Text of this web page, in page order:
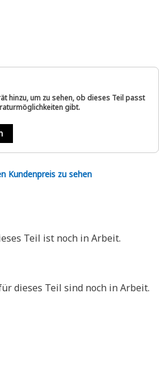
hinzu, um zu sehen, ob dieses Teil passt
gibt.
Kundenpreis zu sehen
Teil ist noch in Arbeit.
dieses Teil sind noch in Arbeit.